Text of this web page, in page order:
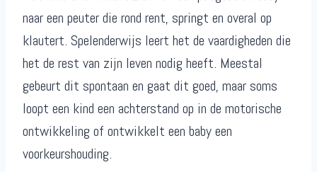
naar een peuter die rond rent, springt en overal op
klautert. Spelenderwijs leert het de vaardigheden die
het de rest van zijn leven nodig heeft. Meestal
gebeurt dit spontaan en gaat dit goed, maar soms
loopt een kind een achterstand op in de motorische
ontwikkeling of ontwikkelt een baby een
voorkeurshouding.